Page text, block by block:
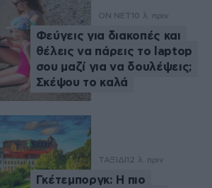
ON NET 10 λ. πριν
Φεύγεις για διακοπές και
θέλεις να πάρεις το laptop
σου μαζί για να δουλέψεις;
Σκέψου το καλά
ΤΑΞΙΔΙ 12 λ. πριν
Γκέτεμποργκ: Η πιο